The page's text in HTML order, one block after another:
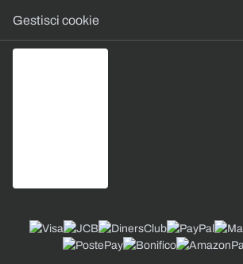
Gestisci cookie